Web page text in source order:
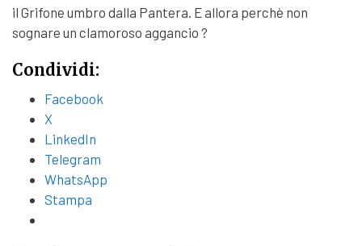
il Grifone umbro dalla Pantera. E allora perchè non
sognare un clamoroso aggancio ?
Condividi:
Facebook
X
LinkedIn
Telegram
WhatsApp
Stampa